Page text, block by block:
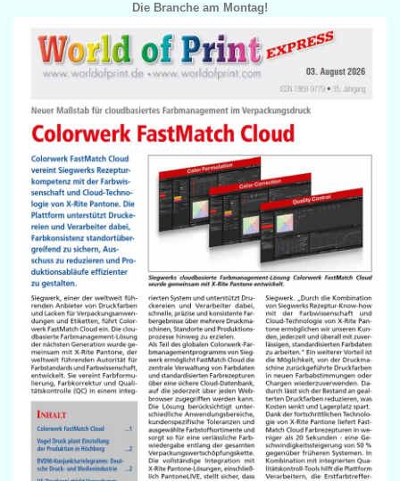
Die Branche am Montag!